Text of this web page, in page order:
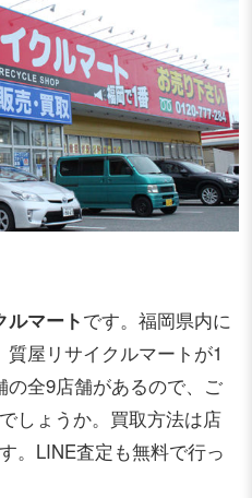
ルマートです。福岡県内に
屋リサイクルマートが1
の全9店舗があるので、ご
しょうか。買取方法は店
。LINE査定も無料で行っ